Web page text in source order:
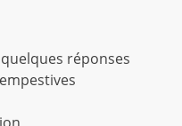
réponses